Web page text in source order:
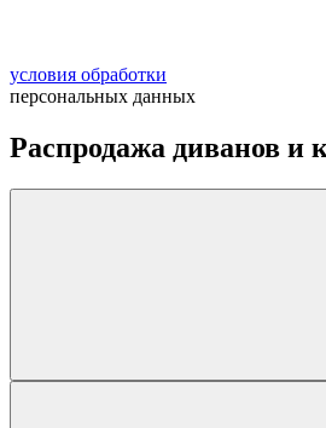
условия обработки
персональных данных
Распродажа диванов и